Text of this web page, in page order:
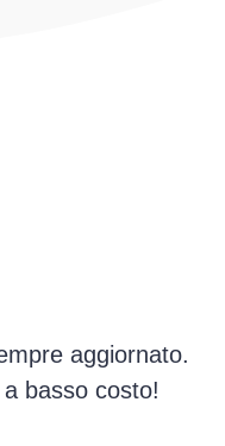
aggiornato.
basso costo!